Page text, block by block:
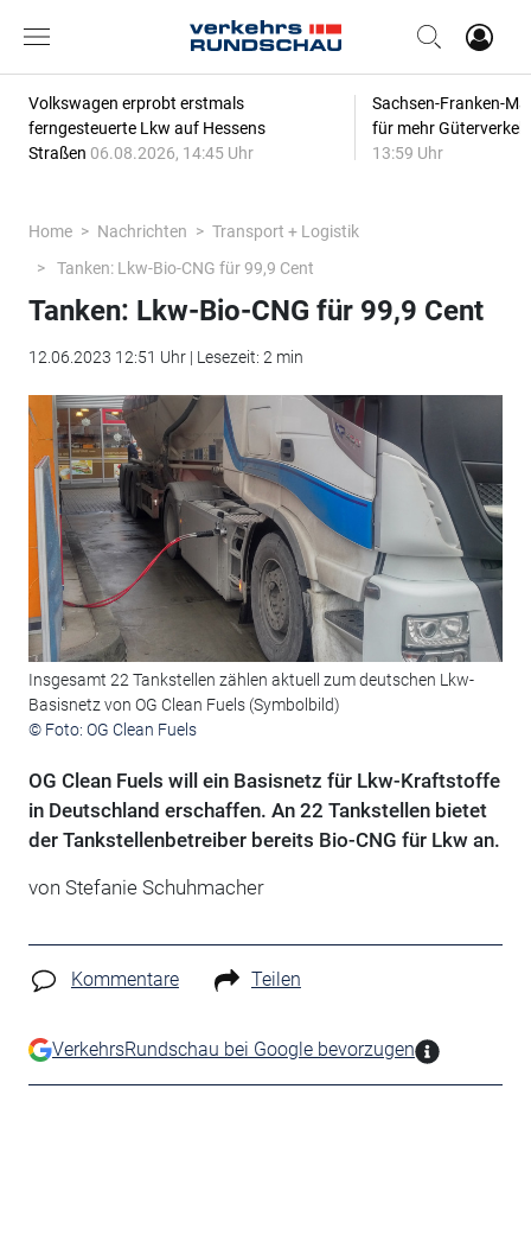
Volkswagen erprobt erstmals
ferngesteuerte Lkw auf Hessens
Straßen 06.08.2026, 14:45 Uhr
Sachsen-Franken-
für mehr
13:59 Uhr
Home Nachrichten
Transport + Logistik
Tanken: Lkw-Bio-CNG für 99,9 Cent
Tanken: Lkw-Bio-CNG für 99,9 Cent
12.06.2023 12:51 Uhr | Lesezeit: 2 min
Insgesamt 22 Tankstellen zählen aktuell zum deutschen Lkw-
Basisnetz von OG Clean Fuels (Symbolbild)
© Foto: OG Clean Fuels
OG Clean Fuels will ein Basisnetz für Lkw-Kraftstoffe
in Deutschland erschaffen. An 22 Tankstellen bietet
der Tankstellenbetreiber bereits Bio-CNG für Lkw an.
von Stefanie Schuhmacher
Kommentare Teilen
VerkehrsRundschau bei Google bevorzugen